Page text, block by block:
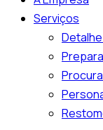
Serviços